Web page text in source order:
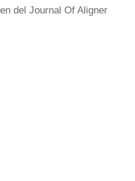
del Journal Of Aligner